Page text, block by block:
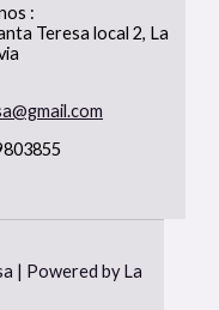
:
Teresa local 2, La
| Powered by La